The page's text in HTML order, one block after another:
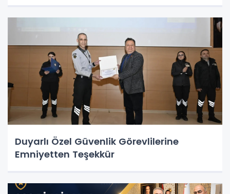
Duyarlı Özel Güvenlik Görevlilerine
Emniyetten Teşekkür